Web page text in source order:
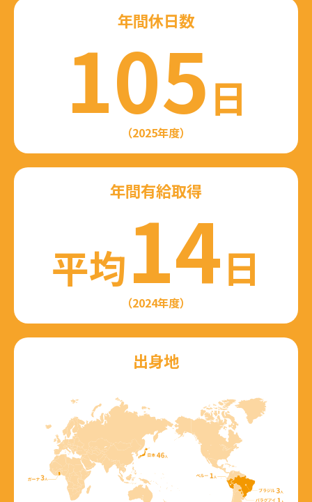
年間休日数
105日
（2025年度）
年間有給取得
平均14日
（2024年度）
出身地